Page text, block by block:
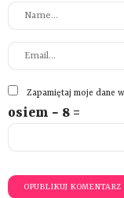
Zapamiętaj moje dane
osiem − 8 =